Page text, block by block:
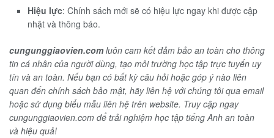
Hiệu lực: Chính sách mới sẽ có hiệu lực ngay khi được cập
nhật và thông báo.
cungunggiaovien.com luôn cam kết đảm bảo an toàn cho thông
tin cá nhân của người dùng, tạo môi trường học tập trực tuyến uy
tín và an toàn. Nếu bạn có bất kỳ câu hỏi hoặc góp ý nào liên
quan đến chính sách bảo mật, hãy liên hệ với chúng tôi qua email
hoặc sử dụng biểu mẫu liên hệ trên website. Truy cập ngay
cungunggiaovien.com để trải nghiệm học tập tiếng Anh an toàn
và hiệu quả!